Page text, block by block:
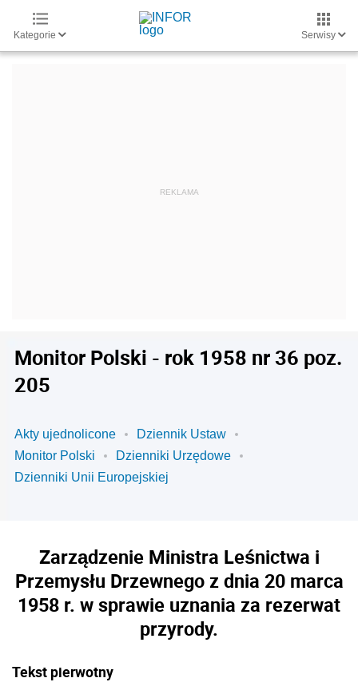
Kategorie Serwisy
Monitor Polski - rok 1958 nr 36 poz.
205
Akty ujednolicone
Dziennik Ustaw
Monitor Polski
Dzienniki Urzędowe
Dzienniki Unii Europejskiej
Zarządzenie Ministra Leśnictwa i
Przemysłu Drzewnego z dnia 20 marca
1958 r. w sprawie uznania za rezerwat
przyrody.
Tekst pierwotny